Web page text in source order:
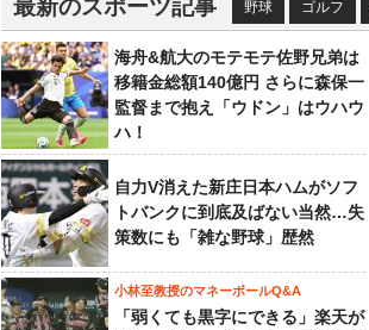
最新のスポーツ記事 野球 ゴルフ
海舟&航大のモテモテ佐野兄弟は
移籍金総額140億円 さらに森保一
監督まで抱え「ウドン」はウハウ
ハ！
自力V消えた新庄日本ハムがソフ
トバンクに到底及ばない当然…失
策数にも「雑な野球」歴然
小林至教授のマネーボールQ&A
「弱くても黒字にできる」楽天が